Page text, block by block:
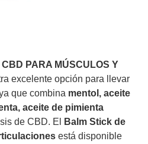
PARA MÚSCULOS Y
excelente opción para llevar
que combina mentol, aceite
aceite de pimienta
de CBD. El
Balm Stick de
está disponible